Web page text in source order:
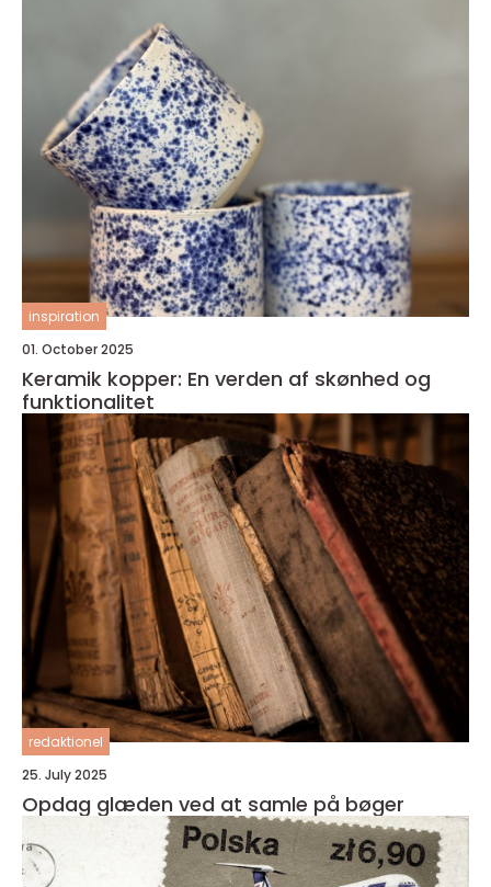
inspiration
01. October 2025
Keramik kopper: En verden af skønhed og
funktionalitet
redaktionel
25. July 2025
Opdag glæden ved at samle på bøger